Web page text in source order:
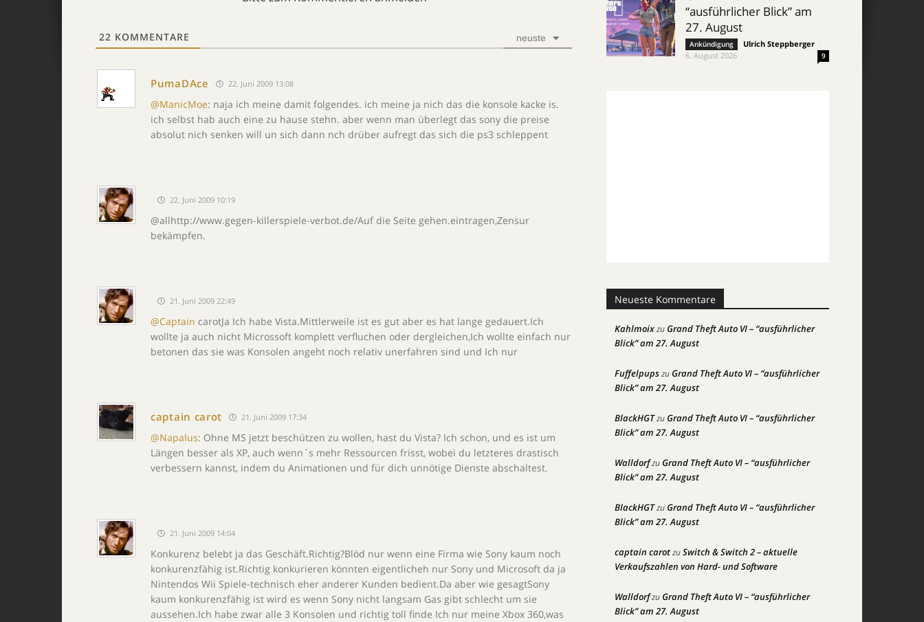
22 KOMMENTARE neuste
PumaDAce 22. Juni 2009 13:08
@ManicMoe: naja ich meine damit folgendes. ich meine ja nich das die konsole kacke is.
ich selbst hab auch eine zu hause stehn. aber wenn man überlegt das sony die preise
absolut nich senken will un sich dann nch drüber aufregt das sich die ps3 schleppent
22. Juni 2009 10:19
@allhttp://www.gegen-killerspiele-verbot.de/Auf die Seite gehen.eintragen,Zensur
bekämpfen.
21. Juni 2009 22:49
@Captain carotJa Ich habe Vista.Mittlerweile ist es gut aber es hat lange gedauert.Ich
wollte ja auch nicht Microssoft komplett verfluchen oder dergleichen,Ich wollte einfach nur
betonen das sie was Konsolen angeht noch relativ unerfahren sind und Ich nur
captain carot 21. Juni 2009 17:34
@Napalus: Ohne MS jetzt beschützen zu wollen, hast du Vista? Ich schon, und es ist um
Längen besser als XP, auch wenn´s mehr Ressourcen frisst, wobei du letzteres drastisch
verbessern kannst, indem du Animationen und für dich unnötige Dienste abschaltest.
21. Juni 2009 14:04
Konkurenz belebt ja das Geschäft.Richtig?Blöd nur wenn eine Firma wie Sony kaum noch
konkurenzfähig ist.Richtig konkurieren könnten eigentlicheh nur Sony und Microsoft da ja
Nintendos Wii Spiele-technisch eher anderer Kunden bedient.Da aber wie gesagtSony
kaum konkurenzfähig ist wird es wenn Sony nicht langsam Gas gibt schlecht um sie
aussehen.Ich habe zwar alle 3 Konsolen und richtig toll finde Ich nur meine Xbox 360,was
“ausführlicher Blick” am
27. August
Ankündigung Ulrich Steppberger
6. August 2026
9
Neueste Kommentare
KahlmoixzuGrand Theft Auto VI – “ausführlicher
Blick” am 27. August
FuffelpupszuGrand Theft Auto VI – “ausführlicher
Blick” am 27. August
BlackHGTzuGrand Theft Auto VI – “ausführlicher
Blick” am 27. August
WalldorfzuGrand Theft Auto VI – “ausführlicher
Blick” am 27. August
BlackHGTzuGrand Theft Auto VI – “ausführlicher
Blick” am 27. August
captain carotzuSwitch & Switch 2 – aktuelle
Verkaufszahlen von Hard- und Software
WalldorfzuGrand Theft Auto VI – “ausführlicher
Blick” am 27. August